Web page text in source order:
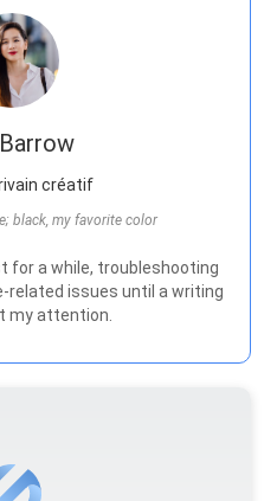
créatif
black, my favorite color
for a while, troubleshooting
related issues until a writing
my attention.